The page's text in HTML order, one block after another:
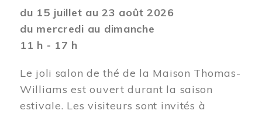
du 15 juillet au 23 août 2026
du mercredi au dimanche
11 h - 17 h
Le joli salon de thé de la Maison Thomas-
Williams est ouvert durant la saison
estivale. Les visiteurs sont invités à